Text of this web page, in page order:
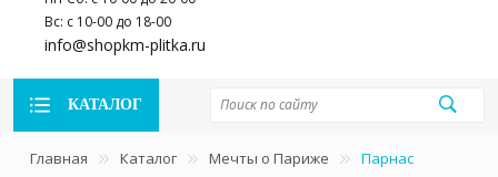
Вс: с 10-00 до 18-00
info@shopkm-plitka.ru
КАТАЛОГ
Главная Каталог Мечты о Париже Парнас